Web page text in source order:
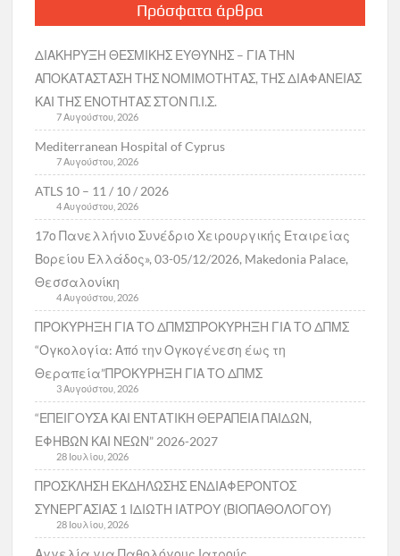
Πρόσφατα άρθρα
ΔΙΑΚΗΡΥΞΗ ΘΕΣΜΙΚΗΣ ΕΥΘΥΝΗΣ – ΓΙΑ ΤΗΝ
ΑΠΟΚΑΤΑΣΤΑΣΗ ΤΗΣ ΝΟΜΙΜΟΤΗΤΑΣ, ΤΗΣ ΔΙΑΦΑΝΕΙΑΣ
ΚΑΙ ΤΗΣ ΕΝΟΤΗΤΑΣ ΣΤΟΝ Π.Ι.Σ.
7 Αυγούστου, 2026
Mediterranean Hospital of Cyprus
7 Αυγούστου, 2026
ATLS 10 – 11 / 10 / 2026
4 Αυγούστου, 2026
17ο Πανελλήνιο Συνέδριο Χειρουργικής Εταιρείας
Βορείου Ελλάδος», 03-05/12/2026, Makedonia Palace,
Θεσσαλονίκη
4 Αυγούστου, 2026
ΠΡΟΚΥΡΗΞΗ ΓΙΑ ΤΟ ΔΠΜΣΠΡΟΚΥΡΗΞΗ ΓΙΑ ΤΟ ΔΠΜΣ
“Ογκολογία: Από την Ογκογένεση έως τη
Θεραπεία”ΠΡΟΚΥΡΗΞΗ ΓΙΑ ΤΟ ΔΠΜΣ
3 Αυγούστου, 2026
“ΕΠΕΙΓΟΥΣΑ ΚΑΙ ΕΝΤΑΤΙΚΗ ΘΕΡΑΠΕΙΑ ΠΑΙΔΩΝ,
ΕΦΗΒΩΝ ΚΑΙ ΝΕΩΝ” 2026-2027
28 Ιουλίου, 2026
ΠΡΟΣΚΛΗΣΗ ΕΚΔΗΛΩΣΗΣ ΕΝΔΙΑΦΕΡΟΝΤΟΣ
ΣΥΝΕΡΓΑΣΙΑΣ 1 ΙΔΙΩΤΗ ΙΑΤΡΟΥ (ΒΙΟΠΑΘΟΛΟΓΟΥ)
28 Ιουλίου, 2026